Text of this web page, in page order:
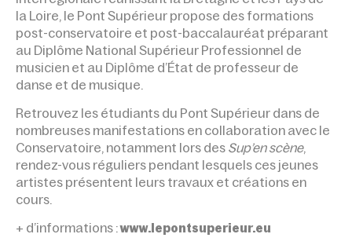
la Loire, le Pont Supérieur propose des formations
post-conservatoire et post-baccalauréat préparant
au Diplôme National Supérieur Professionnel de
musicien et au Diplôme d’État de professeur de
danse et de musique.
Retrouvez les étudiants du Pont Supérieur dans de
nombreuses manifestations en collaboration avec le
Conservatoire, notamment lors des Sup’en scène,
rendez-vous réguliers pendant lesquels ces jeunes
artistes présentent leurs travaux et créations en
cours.
+ d’informations :www.lepontsuperieur.eu